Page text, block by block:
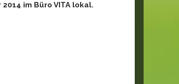
im Büro VITA lokal.